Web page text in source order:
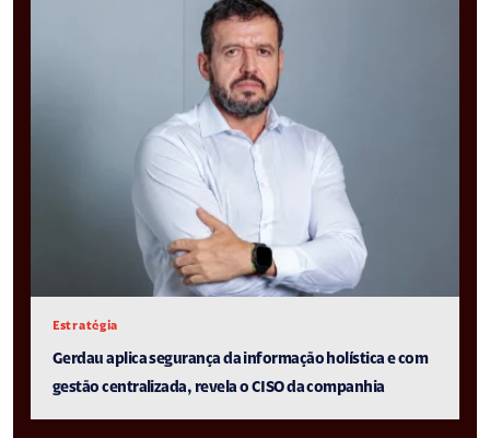
Estratégia
Gerdau aplica segurança da informação holística e com
gestão centralizada, revela o CISO da companhia